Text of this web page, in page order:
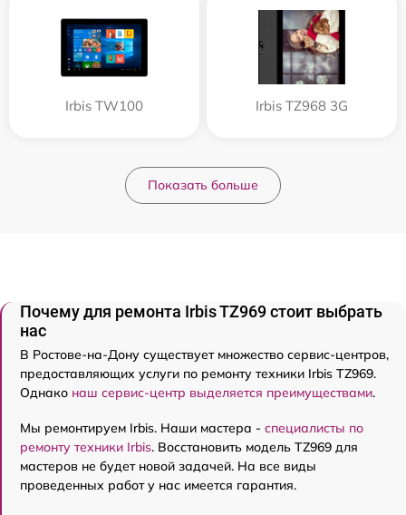
Irbis TW100 Irbis TZ968 3G
Показать больше
Почему для ремонта Irbis TZ969 стоит выбрать
нас
В Ростове-на-Дону существует множество сервис-центров,
предоставляющих услуги по ремонту техники Irbis TZ969.
Однако наш сервис-центр выделяется преимуществами.
Мы ремонтируем Irbis. Наши мастера - специалисты по
ремонту техники Irbis. Восстановить модель TZ969 для
мастеров не будет новой задачей. На все виды
проведенных работ у нас имеется гарантия.